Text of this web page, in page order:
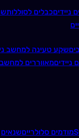
ניידיםכבלים לסוללות
שקע טעינה למחשב
מאווררים
מודמים סלולרייםשנאים